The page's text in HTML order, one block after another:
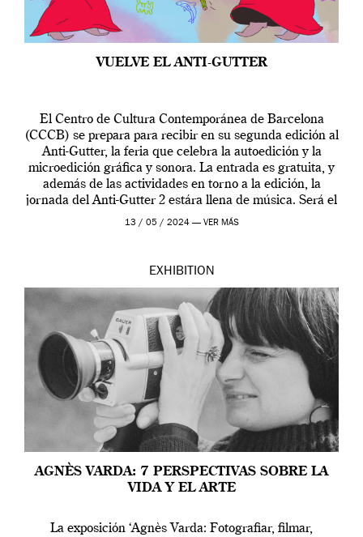
VUELVE EL ANTI-GUTTER
El Centro de Cultura Contemporánea de Barcelona
(CCCB) se prepara para recibir en su segunda edición al
Anti-Gutter, la feria que celebra la autoedición y la
microedición gráfica y sonora. La entrada es gratuita, y
además de las actividades en torno a la edición, la
jornada del Anti-Gutter 2 estára llena de música. Será el
[…]
13 / 05 / 2024 — VER MÁS
EXHIBITION
AGNÈS VARDA: 7 PERSPECTIVAS SOBRE LA
VIDA Y EL ARTE
La exposición ‘Agnès Varda: Fotografiar, filmar,